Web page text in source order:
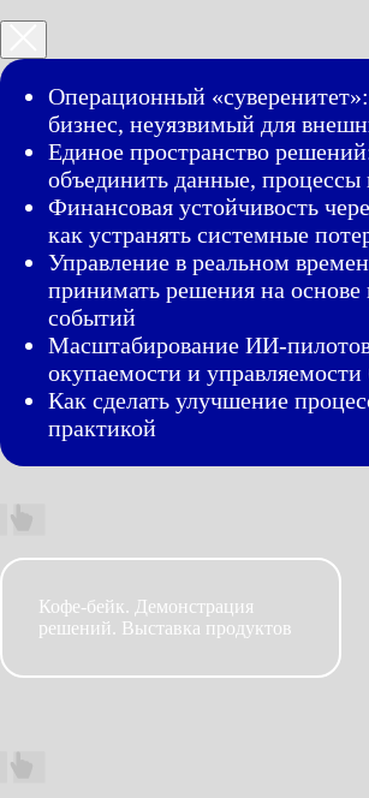
Операционный
бизнес, неуязвимый для
Единое пространство
объединить данные, процессы
Финансовая устойчивость
как устранять системные
Управление в реальном
принимать решения на основе
событий
Масштабирование ИИ-
окупаемости и управляемости
Как сделать улучшение
практикой
Кофе-бейк. Демонстрация
решений. Выставка продуктов